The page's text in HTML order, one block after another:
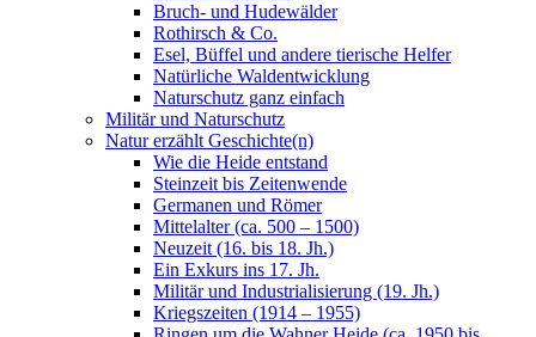
Bruch- und Hudewälder
Rothirsch & Co.
Esel, Büffel und andere tierische Helfer
Natürliche Waldentwicklung
Naturschutz ganz einfach
Militär und Naturschutz
Natur erzählt Geschichte(n)
Wie die Heide entstand
Steinzeit bis Zeitenwende
Germanen und Römer
Mittelalter (ca. 500 – 1500)
Neuzeit (16. bis 18. Jh.)
Ein Exkurs ins 17. Jh.
Militär und Industrialisierung (19. Jh.)
Kriegszeiten (1914 – 1955)